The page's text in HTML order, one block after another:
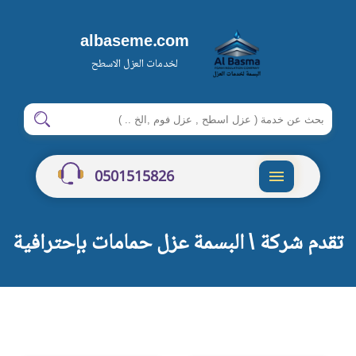
albaseme.com
لخدمات العزل الاسطح
ابحث
في
شركة
البسمة
ابحث
0501515826
تقدم شركة \ البسمة عزل حمامات بإحترافية